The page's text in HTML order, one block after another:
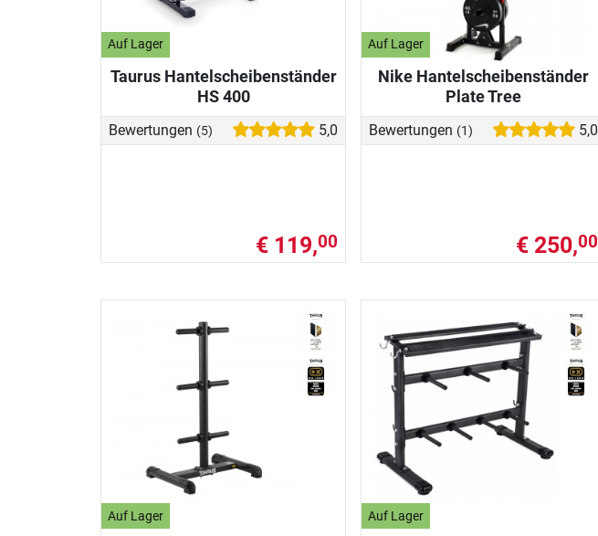
Auf Lager
Taurus Hantelscheibenständer
HS 400
Bewertungen (5) 5,0
€ 119,00
Auf Lager
Nike Hantelscheibenständer
Plate Tree
Bewertungen (1) 5,0
€ 250,00
Auf Lager Auf Lager